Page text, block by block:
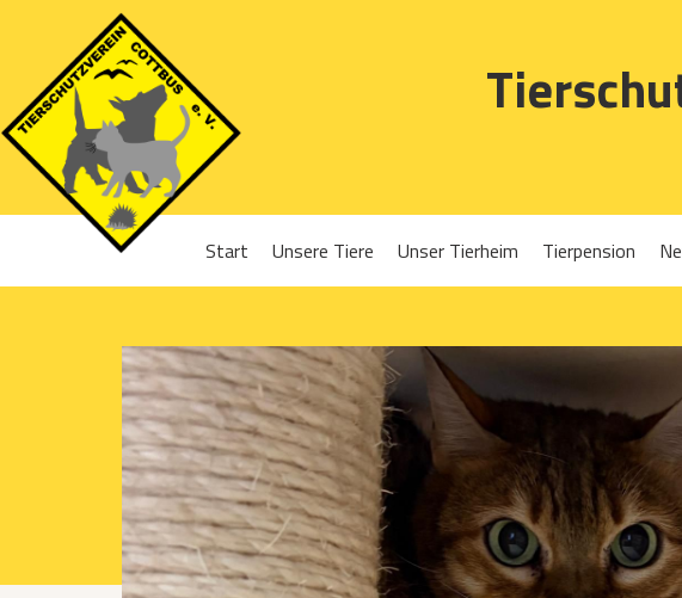
Start Unsere Tiere
Katzen
Kleintiere
Unser Tierheim
Projekte 2017
Projekte 2018
Projekte 2019
Projekte 2020
Projekte 2021
Tierpension